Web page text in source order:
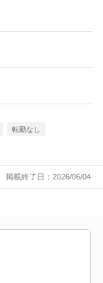
転勤なし
掲載終了日：2026/06/04